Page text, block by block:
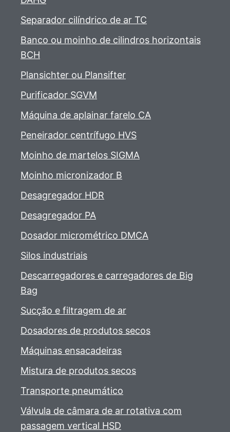
Separador cilíndrico de ar TC
Banco ou moinho de cilindros horizontais
BCH
Plansichter ou Plansifter
Purificador SGVM
Máquina de aplainar farelo CA
Peneirador centrífugo HVS
Moinho de martelos SIGMA
Moinho micronizador B
Desagregador HDR
Desagregador PA
Dosador micrométrico DMCA
Silos industriais
Descarregadores e carregadores de Big
Bag
Sucção e filtragem de ar
Dosadores de produtos secos
Máquinas ensacadeiras
Mistura de produtos secos
Transporte pneumático
Válvula de câmara de ar rotativa com
passagem vertical HSD